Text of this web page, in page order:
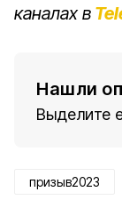
каналах в
Нашли
Выделите
призыв2023